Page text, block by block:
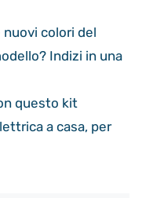
colori del
Indizi in una
questo kit
a casa, per